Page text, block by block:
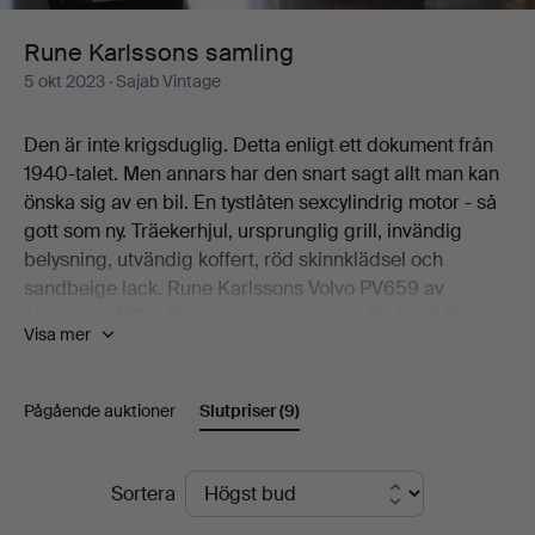
Rune Karlssons samling
5 okt 2023 · Sajab Vintage
Den är inte krigsduglig. Detta enligt ett dokument från
1940-talet. Men annars har den snart sagt allt man kan
önska sig av en bil. En tystlåten sexcylindrig motor - så
gott som ny. Träekerhjul, ursprunglig grill, invändig
belysning, utvändig koffert, röd skinnklädsel och
sandbeige lack. Rune Karlssons Volvo PV659 av
det här makalösa skicket. Och den är naturligtvis det
klubban hos Sajab Vintage. Men det finns fler godbitar.
En mörkt brun Volkswagen modell Type-1 från 1951 är
annan. Och vad ska man säga om den 250 hästkrafter
starka 60-talslastbilen F88-49T? Där får man mycket
Visa mer
Pågående auktioner Slutpriser(9)
SlutpriserSortera